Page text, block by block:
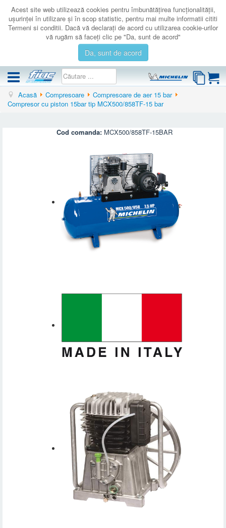
Acest site web utilizează cookies pentru îmbunătăţirea funcţionalităţii,
uşurinţei în utilizare şi în scop statistic, pentru mai multe informatii cititi
Termeni si conditii. Dacă vă declaraţi de acord cu utilizarea cookie-urilor
vă rugăm să faceţi clic pe "Da, sunt de acord"
Da, sunt de acord
COMPRESOARE
AUTENTIFICARE
Acasă Compresoare
Compresoare de aer 15 bar
Compresor cu piston 15bar tip MCX500/858TF-15 bar
Cod comanda: MCX500/858TF-15BAR